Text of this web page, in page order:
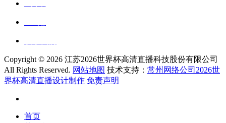
Copyright © 2026 江苏2026世界杯高清直播科技股份有限公司
All Rights Reserved. 网站地图 技术支持： 常州网络公司2026世
界杯高清直播设计制作 免责声明
首页